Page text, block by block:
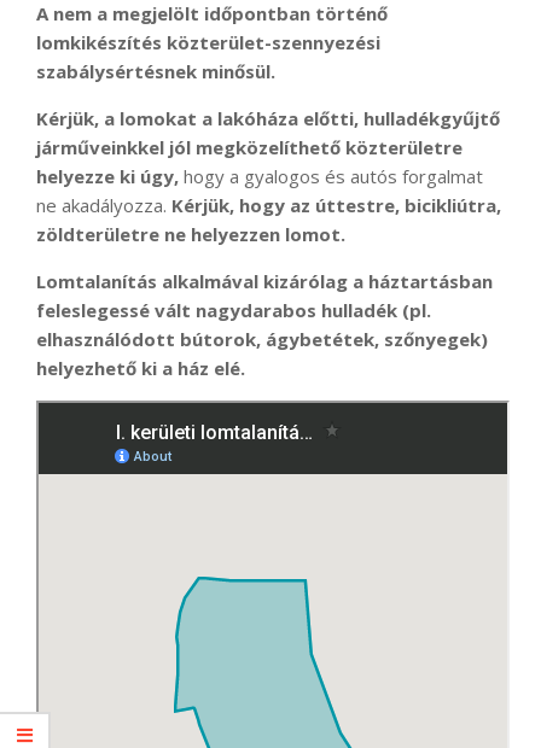
A nem a megjelölt időpontban történő
lomkikészítés közterület-szennyezési
szabálysértésnek minősül.
Kérjük, a lomokat a lakóháza előtti, hulladékgyűjtő
járműveinkkel jól megközelíthető közterületre
helyezze ki úgy, hogy a gyalogos és autós forgalmat
ne akadályozza. Kérjük, hogy az úttestre, bicikliútra,
zöldterületre ne helyezzen lomot.
Lomtalanítás alkalmával kizárólag a háztartásban
feleslegessé vált nagydarabos hulladék (pl.
elhasználódott bútorok, ágybetétek, szőnyegek)
helyezhető ki a ház elé.